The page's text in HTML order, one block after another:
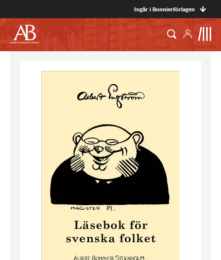
Ingår i Bonnierförlagen